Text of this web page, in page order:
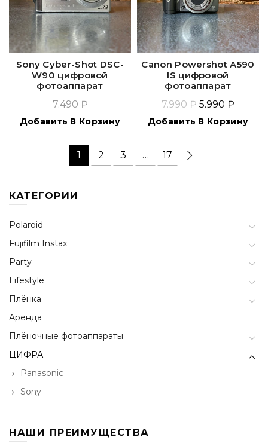
Sony Cyber-Shot DSC-
W90 цифровой
фотоаппарат
7.490 ₽
Добавить В Корзину
Canon Powershot A590
IS цифровой
фотоаппарат
7.990 ₽ 5.990 ₽
Добавить В Корзину
1 2 3 … 17
КАТЕГОРИИ
Polaroid
Fujifilm Instax
Party
Lifestyle
Плёнка
Аренда
Плёночные фотоаппараты
ЦИФРА
Panasonic
Sony
НАШИ ПРЕИМУЩЕСТВА